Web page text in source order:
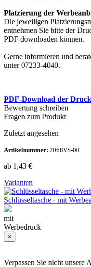
Platzierung der
Die jeweiligen
entnehmen Sie bitte der
PDF downloaden können.
Gerne informieren und
unter 07233-4040.
PDF-Download der
Bewertung schreiben
Fragen zum Produkt
Zuletzt angesehen
Artikelnummer: 2068VS-00
ab 1,43 €
Varianten
Schlüsseltasche - mit
mit
Werbedruck
×
Verpassen Sie nicht unsere